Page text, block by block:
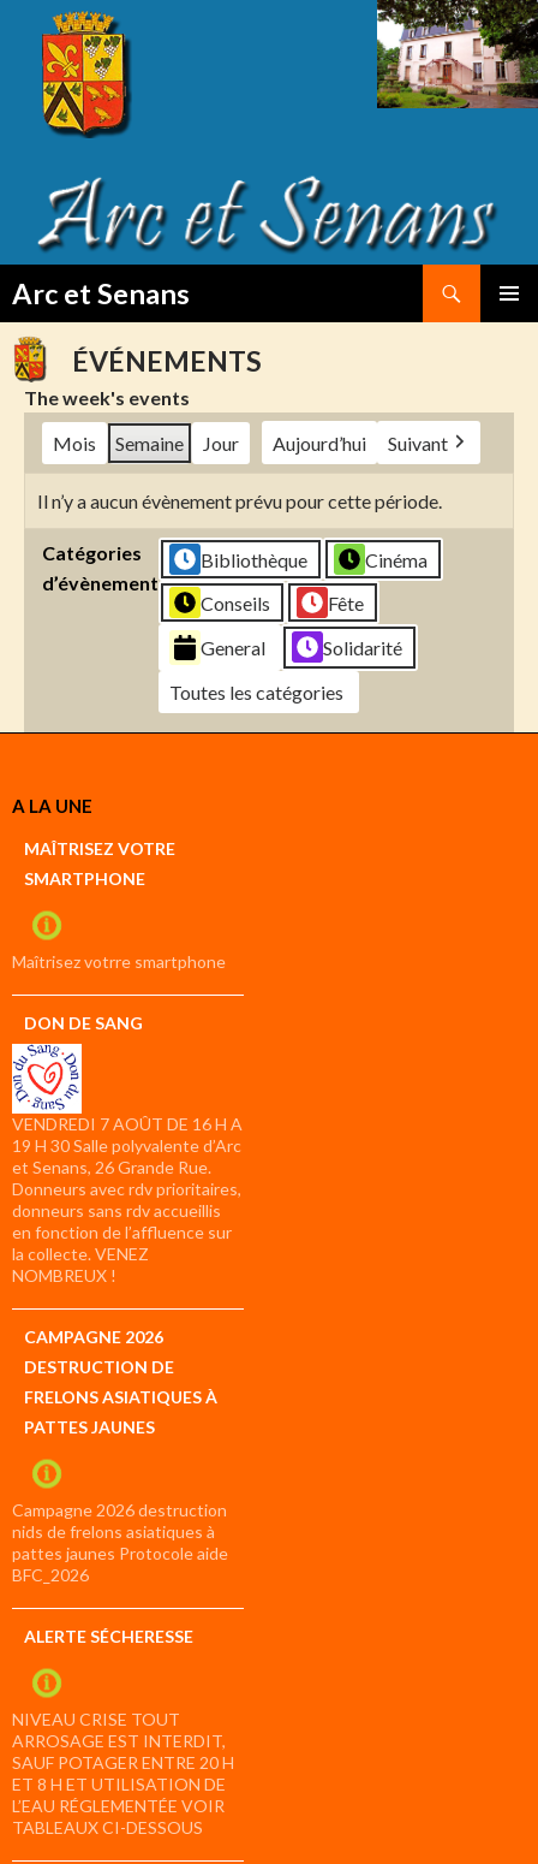
Arc et Senans
TO
CONTENTÉVÉNEMENTS
The week's events
Mois
Semaine Jour Aujourd’hui Suivant
Il n’y a aucun évènement prévu pour cette période.
Catégories
d’évènement
Bibliothèque
Cinéma
Conseils
Fête
General
Solidarité
Toutes les catégories
Créer
compte
compte
A LA UNE
MAÎTRISEZ VOTRE
SMARTPHONE
Maîtrisez votrre smartphone
DON DE SANG
VENDREDI 7 AOÛT DE 16 H A
19 H 30 Salle polyvalente d’Arc
et Senans, 26 Grande Rue.
Donneurs avec rdv prioritaires,
donneurs sans rdv accueillis
en fonction de l’affluence sur
la collecte. VENEZ
NOMBREUX !
CAMPAGNE 2026
DESTRUCTION DE
FRELONS ASIATIQUES À
PATTES JAUNES
Campagne 2026 destruction
nids de frelons asiatiques à
pattes jaunes Protocole aide
BFC_2026
ALERTE SÉCHERESSE
NIVEAU CRISE TOUT
ARROSAGE EST INTERDIT,
SAUF POTAGER ENTRE 20 H
ET 8 H ET UTILISATION DE
L’EAU RÉGLEMENTÉE VOIR
TABLEAUX CI-DESSOUS